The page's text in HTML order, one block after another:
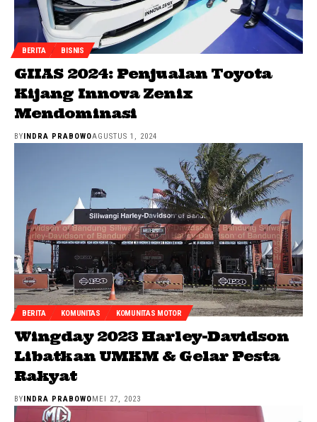
BERITA BISNIS
GIIAS 2024: Penjualan Toyota
Kijang Innova Zenix
Mendominasi
BY INDRA PRABOWOAGUSTUS 1, 2024
BERITA KOMUNITAS KOMUNITAS MOTOR
Wingday 2023 Harley-Davidson
Libatkan UMKM & Gelar Pesta
Rakyat
BYINDRA PRABOWOMEI 27, 2023